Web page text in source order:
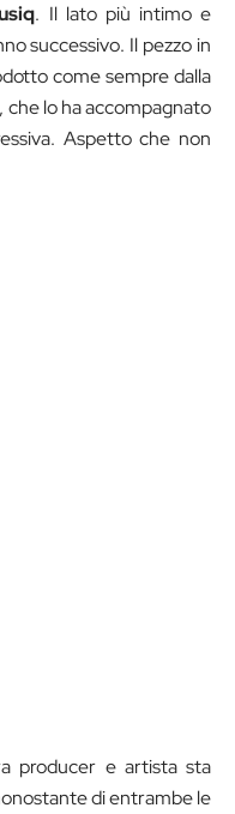
. Il lato più intimo e
successivo. Il pezzo in
come sempre dalla
, che lo ha accompagnato
Aspetto che non
producer e artista sta
di entrambe le